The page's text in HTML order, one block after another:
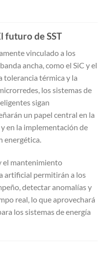
futuro de SST
vinculado a los
ancha, como el SiC y el
tolerancia térmica y la
los sistemas de
sigan
un papel central en la
en la implementación de
energética.
el mantenimiento
artificial permitirán a los
detectar anomalías y
real, lo que aprovechará
los sistemas de energía